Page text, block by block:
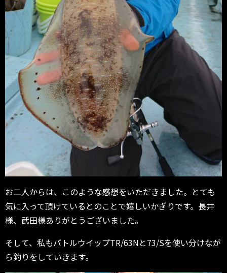
お二人からは、このような感想をいただきました。 とても
気に入って頂けているとのことで嬉しいかぎりです。 長井
様、武田様ありがとうございました。
そして、私もバトルウイップTR/63Nと73/Sを使い分けなが
ら釣りをしていきます。